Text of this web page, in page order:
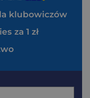
klubowiczów
za 1 zł